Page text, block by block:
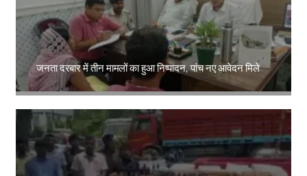
जनता दरबार में तीन मामलों का हुआ निष्पादन, पांच नए आवेदन मिले
Amit Lekh